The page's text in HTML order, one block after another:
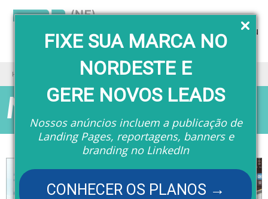
FIXE SUA MARCA NO
NORDESTE E
GERE NOVOS LEADS
Nossos anúncios incluem a publicação de
Landing Pages, reportagens, banners e
branding no LinkedIn
CONHECER OS PLANOS →
Menu
Home
Matérias